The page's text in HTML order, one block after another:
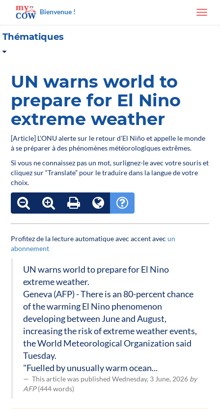
Bienvenue !
Thématiques
UN warns world to
prepare for El Nino
extreme weather
[Article] L'ONU alerte sur le retour d'El Niño et appelle le monde
à se préparer à des phénomènes météorologiques extrêmes.
Si vous ne connaissez pas un mot, surlignez-le avec votre souris et
cliquez sur “Translate” pour le traduire dans la langue de votre
choix.
Profitez de la lecture automatique avec accent avec un
abonnement
UN warns world to prepare for El Nino
extreme weather.
Geneva (AFP) - There is an 80-percent chance
of the warming El Nino phenomenon
developing between June and August,
increasing the risk of extreme weather events,
the World Meteorological Organization said
Tuesday.
"Fuelled by unusually warm ocean...
This article was published Wednesday, 3 June, 2026 by
AFP(444 words)